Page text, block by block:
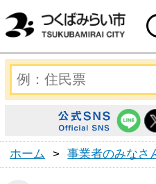
ホーム > 事業者のみなさ